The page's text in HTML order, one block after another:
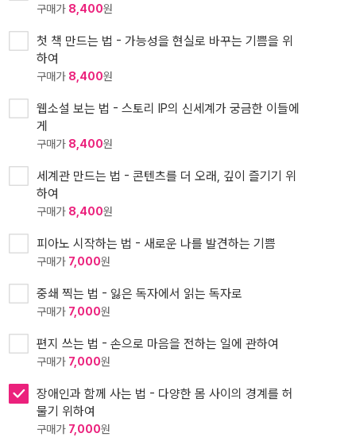
구매가 8,400원
첫 책 만드는 법 - 가능성을 현실로 바꾸는 기쁨을 위
하여
구매가 8,400원
웹소설 보는 법 - 스토리 IP의 신세계가 궁금한 이들에
게
구매가 8,400원
세계관 만드는 법 - 콘텐츠를 더 오래, 깊이 즐기기 위
하여
구매가 8,400원
피아노 시작하는 법 - 새로운 나를 발견하는 기쁨
구매가 7,000원
중쇄 찍는 법 - 잃은 독자에서 읽는 독자로
구매가 7,000원
편지 쓰는 법 - 손으로 마음을 전하는 일에 관하여
구매가 7,000원
장애인과 함께 사는 법 - 다양한 몸 사이의 경계를 허
물기 위하여
구매가 7,000원